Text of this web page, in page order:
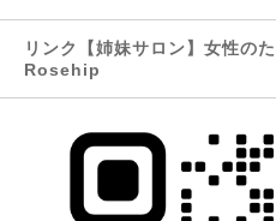
リンク【姉妹サロン】女性の
Rosehip